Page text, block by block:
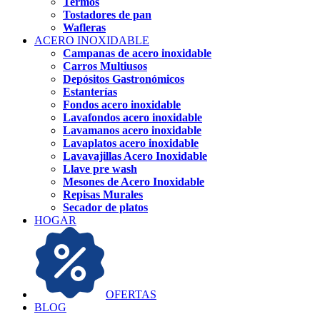
Tostadores de pan
Wafleras
ACERO INOXIDABLE
Campanas de acero inoxidable
Carros Multiusos
Depósitos Gastronómicos
Estanterías
Fondos acero inoxidable
Lavafondos acero inoxidable
Lavamanos acero inoxidable
Lavaplatos acero inoxidable
Lavavajillas Acero Inoxidable
Llave pre wash
Mesones de Acero Inoxidable
Repisas Murales
Secador de platos
HOGAR
OFERTAS
BLOG